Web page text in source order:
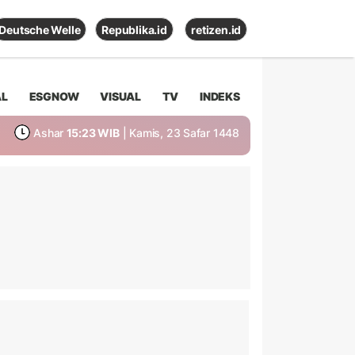
Deutsche Welle Republika.id retizen.id
ESGNOW VISUAL TV INDEKS
Ashar 15:23 WIB | Kamis, 23 Safar 1448